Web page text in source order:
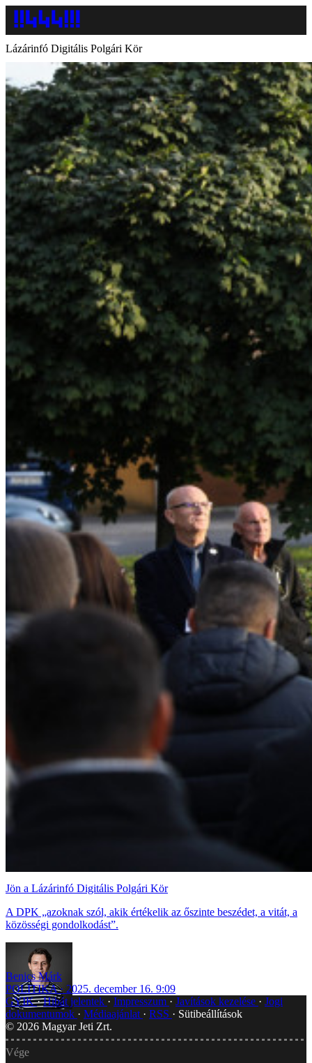
Lázárinfó Digitális Polgári Kör
Jön a Lázárinfó Digitális Polgári Kör
A DPK „azoknak szól, akik értékelik az őszinte beszédet, a vitát, a
közösségi gondolkodást”.
Benics Márk
POLITIKA
2025. december 16. 9:09
GYIK Hibát jelentek Impresszum Javítások kezelése
Jogi
dokumentumok
Médiaajánlat RSS
Sütibeállítások
© 2026 Magyar Jeti Zrt.
Vége